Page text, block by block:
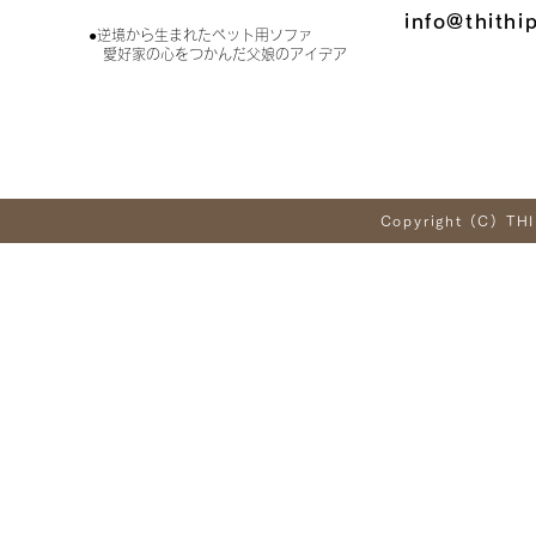
●逆境から生まれたペット用ソファ
愛好家の心をつかんだ父娘のアイデア
Copyright (C)